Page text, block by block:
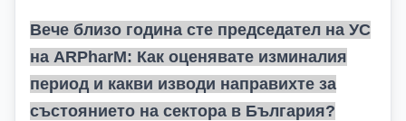
Вече близо година сте председател на УС
на ARPharM: Как оценявате изминалия
период и какви изводи направихте за
състоянието на сектора в България?